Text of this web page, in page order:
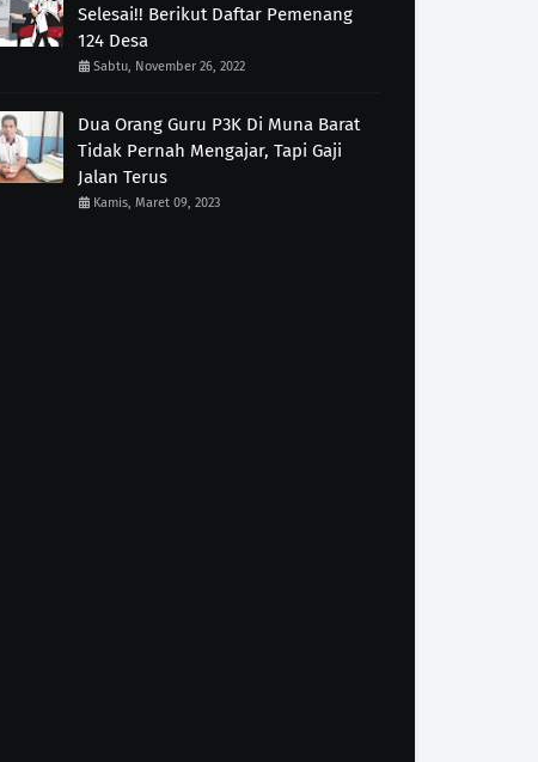
Selesai!! Berikut Daftar Pemenang
124 Desa
Sabtu, November 26, 2022
Dua Orang Guru P3K Di Muna Barat
Tidak Pernah Mengajar, Tapi Gaji
Jalan Terus
Kamis, Maret 09, 2023